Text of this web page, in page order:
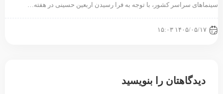
سراسر کشور، با توجه به فرا رسیدن اربعین حسینی در هفته‌…
۱۴۰۵/۰۵/۱۷ ۱۵:۰۳
دیدگاهتان را بنویسید